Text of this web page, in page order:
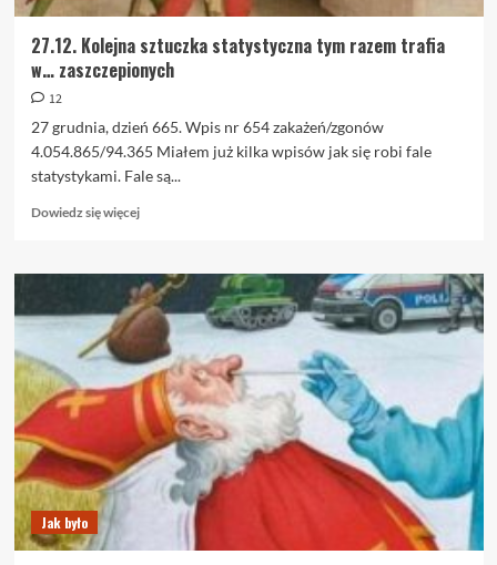
27.12. Kolejna sztuczka statystyczna tym razem trafia
w… zaszczepionych
12
27 grudnia, dzień 665. Wpis nr 654 zakażeń/zgonów
4.054.865/94.365 Miałem już kilka wpisów jak się robi fale
statystykami. Fale są...
Dowiedz się więcejDowiedz
o
27.12.
Kolejna
sztuczka
statystyczna
tym
razem
trafia
w…
zaszczepionych
Jak było